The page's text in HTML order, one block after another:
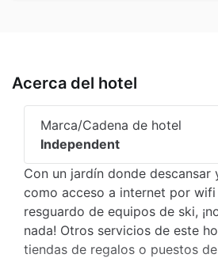
Acerca del hotel
Marca/Cadena de hotel
Independent
Con un jardín donde descansar
como acceso a internet por
resguardo de equipos de ski,
nada! Otros servicios de este
tiendas de regalos o puestos